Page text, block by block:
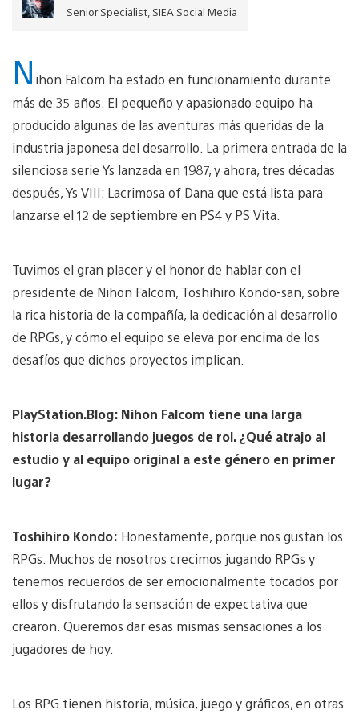
Senior Specialist, SIEA Social Media
N ihon Falcom ha estado en funcionamiento durante
más de 35 años. El pequeño y apasionado equipo ha
producido algunas de las aventuras más queridas de la
industria japonesa del desarrollo. La primera entrada de la
silenciosa serie Ys lanzada en 1987, y ahora, tres décadas
después, Ys VIII: Lacrimosa of Dana que está lista para
lanzarse el 12 de septiembre en PS4 y PS Vita.
Tuvimos el gran placer y el honor de hablar con el
presidente de Nihon Falcom, Toshihiro Kondo-san, sobre
la rica historia de la compañía, la dedicación al desarrollo
de RPGs, y cómo el equipo se eleva por encima de los
desafíos que dichos proyectos implican.
PlayStation.Blog: Nihon Falcom tiene una larga
historia desarrollando juegos de rol. ¿Qué atrajo al
estudio y al equipo original a este género en primer
lugar?
Toshihiro Kondo: Honestamente, porque nos gustan los
RPGs. Muchos de nosotros crecimos jugando RPGs y
tenemos recuerdos de ser emocionalmente tocados por
ellos y disfrutando la sensación de expectativa que
crearon. Queremos dar esas mismas sensaciones a los
jugadores de hoy.
Los RPG tienen historia, música, juego y gráficos, en otras